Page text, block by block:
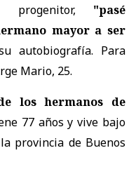
progenitor, "pasé
mayor a ser
autobiografía. Para
Mario, 25.
los hermanos de
77 años y vive bajo
provincia de Buenos